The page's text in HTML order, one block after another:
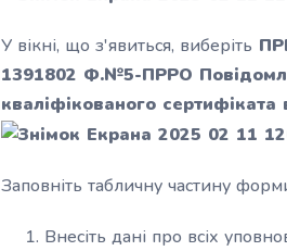
У вікні, що з'явиться, виберіть
1391802 Ф.№5-ПРРО
кваліфікованого
Заповніть табличну частину
Внесіть дані про всіх